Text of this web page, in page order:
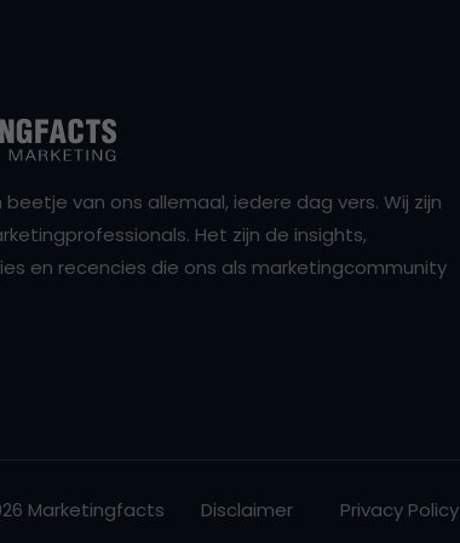
van ons allemaal, iedere dag vers. Wij zijn
Het zijn de insights,
en recencies die ons als marketingcommunity
Marketingfacts Disclaimer Privacy Policy